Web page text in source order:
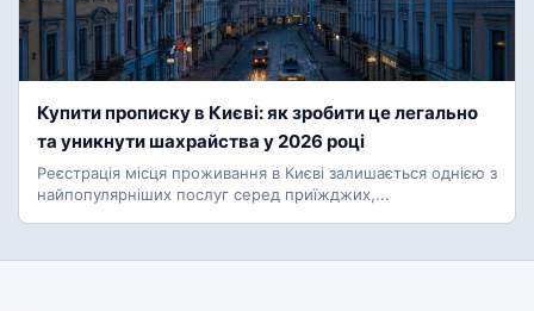
Купити прописку в Києві: як зробити це легально
та уникнути шахрайства у 2026 році
Реєстрація місця проживання в Києві залишається однією з
найпопулярніших послуг серед приїжджих,...